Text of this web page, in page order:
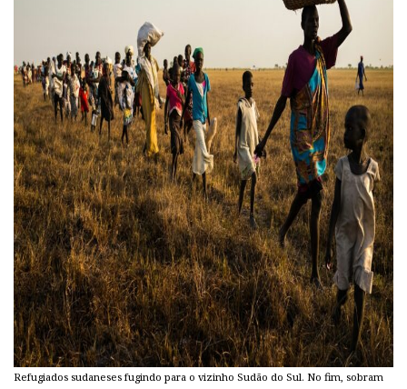
Refugiados sudaneses fugindo para o vizinho Sudão do Sul. No fim, sobram